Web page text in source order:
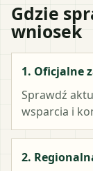
Gdzie
wniosek
1. Oficjalne
Sprawdź
wsparcia i
2.